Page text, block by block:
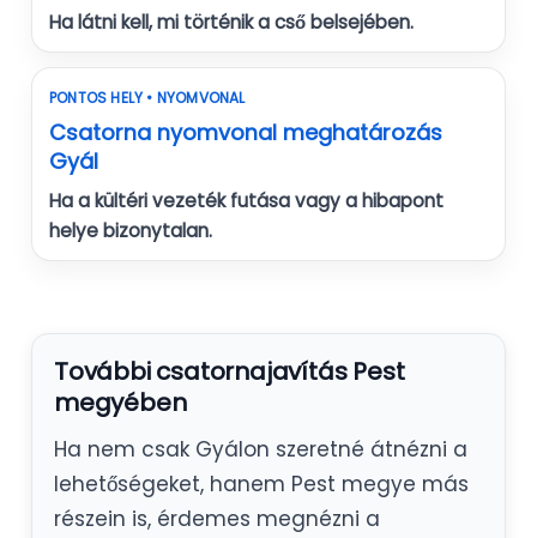
Ha látni kell, mi történik a cső belsejében.
PONTOS HELY • NYOMVONAL
Csatorna nyomvonal meghatározás
Gyál
Ha a kültéri vezeték futása vagy a hibapont
helye bizonytalan.
További csatornajavítás Pest
megyében
Ha nem csak Gyálon szeretné átnézni a
lehetőségeket, hanem Pest megye más
részein is, érdemes megnézni a